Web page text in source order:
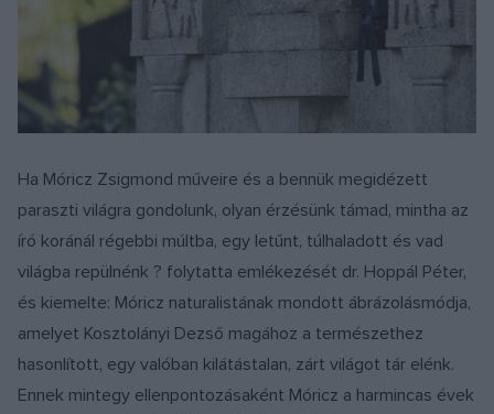
Ha Móricz Zsigmond műveire és a bennük megidézett
paraszti világra gondolunk, olyan érzésünk támad, mintha az
író koránál régebbi múltba, egy letűnt, túlhaladott és vad
világba repülnénk ? folytatta emlékezését dr. Hoppál Péter,
és kiemelte: Móricz naturalistának mondott ábrázolásmódja,
amelyet Kosztolányi Dezső magához a természethez
hasonlított, egy valóban kilátástalan, zárt világot tár elénk.
Ennek mintegy ellenpontozásaként Móricz a harmincas évek